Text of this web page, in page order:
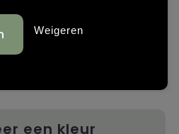
een kleur
Weigeren